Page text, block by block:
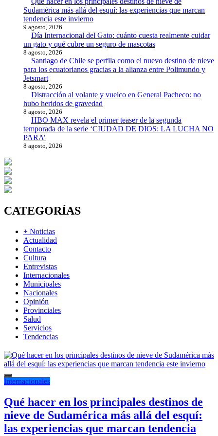
Sudamérica más allá del esquí: las experiencias que marcan
tendencia este invierno
9 agosto, 2026
Día Internacional del Gato: cuánto cuesta realmente cuidar
un gato y qué cubre un seguro de mascotas
8 agosto, 2026
Santiago de Chile se perfila como el nuevo destino de nieve
para los ecuatorianos gracias a la alianza entre Polimundo y
Jetsmart
8 agosto, 2026
Distracción al volante y vuelco en General Pacheco: no
hubo heridos de gravedad
8 agosto, 2026
HBO MAX revela el primer teaser de la segunda
temporada de la serie ‘CIUDAD DE DIOS: LA LUCHA NO
PARA’
8 agosto, 2026
CATEGORÍAS
+ Noticias
Actualidad
Contacto
Cultura
Entrevistas
Internacionales
Municipales
Nacionales
Opinión
Provinciales
Salud
Servicios
Tendencias
Internacionales
Qué hacer en los principales destinos de
nieve de Sudamérica más allá del esquí:
las experiencias que marcan tendencia